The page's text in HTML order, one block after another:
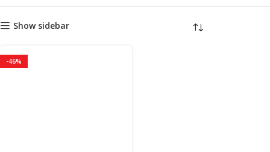
Show sidebar
-46%